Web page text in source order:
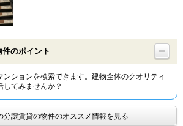
物件特集から
TOP
のポイント
ンションを検索できます。建物全体のクオリティ
してみませんか？
分譲賃貸の物件のオススメ情報を見る